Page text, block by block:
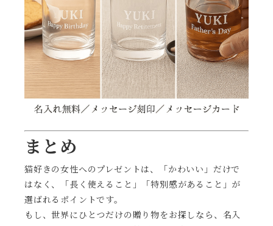
まとめ
猫好きの女性へのプレゼントは、「かわいい」だけで
はなく、「長く使えること」「特別感があること」が
選ばれるポイントです。
もし、世界にひとつだけの贈り物をお探しなら、名入